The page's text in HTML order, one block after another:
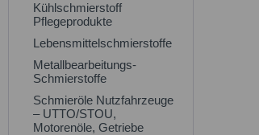
Kühlschmierstoff
Pflegeprodukte
Lebensmittelschmierstoffe
Metallbearbeitungs-
Schmierstoffe
Schmieröle Nutzfahrzeuge
– UTTO/STOU,
Motorenöle, Getriebe